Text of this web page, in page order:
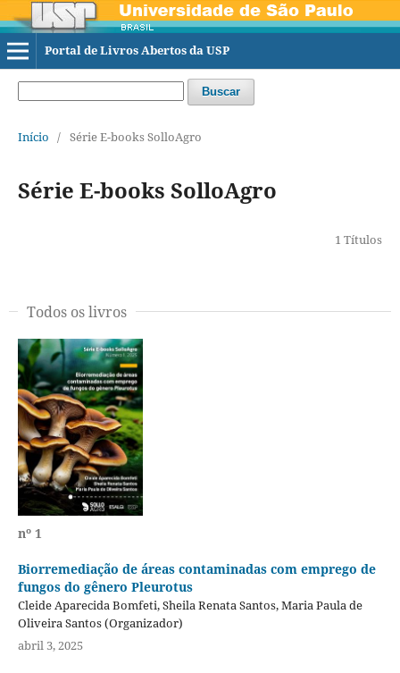
Portal de Livros Abertos da USP
Buscar
Início / Série E-books SolloAgro
Série E-books SolloAgro
1 Títulos
Todos os livros
nº 1
Biorremediação de áreas contaminadas com emprego de
fungos do gênero Pleurotus
Cleide Aparecida Bomfeti, Sheila Renata Santos, Maria Paula de
Oliveira Santos (Organizador)
abril 3, 2025